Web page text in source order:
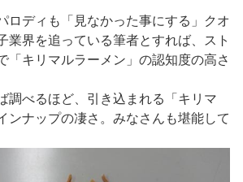
ロディも「見なかった事にする」クオ
業界を追っている筆者とすれば、スト
「キリマルラーメン」の認知度の高さ
調べるほど、引き込まれる「キリマ
ンナップの凄さ。みなさんも堪能して